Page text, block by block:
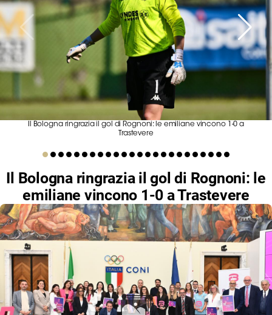
Serie
B
Femminile
Museo
del
Calcio
Shop
nazionali
Assicurazione
Cerca
Whistleblowing
Area
Il Bologna ringrazia il gol di Rognoni: le emiliane vincono 1-0 a
Trastevere
Il Bologna ringrazia il gol di Rognoni: le
emiliane vincono 1-0 a Trastevere